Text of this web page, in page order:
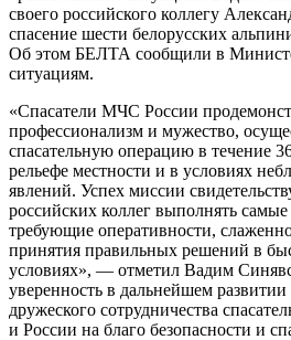
своего российского коллегу
спасение шести белорусских
Об этом БЕЛТА сообщили в
ситуациям.
«Спасатели МЧС России
профессионализм и мужество,
спасательную операцию в течение
рельефе местности и в условиях
явлений. Успех миссии
российских коллег выполнять
требующие оперативности,
принятия правильных решений в
условиях», — отметил Вадим
уверенность в дальнейшем
дружеского сотрудничества
и России на благо безопасности и